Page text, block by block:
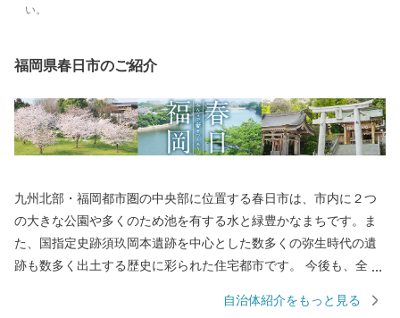
い。
福岡県春日市のご紹介
九州北部・福岡都市圏の中央部に位置する春日市は、市内に２つ
の大きな公園や多くのため池を有する水と緑豊かなまちです。ま
た、国指定史跡須玖岡本遺跡を中心とした数多くの弥生時代の遺
跡も数多く出土する歴史に彩られた住宅都市です。 今後も、全国
たちを育てる「コミュニティ・スクール」の取り組みや市民と行
自治体紹介をもっと見る